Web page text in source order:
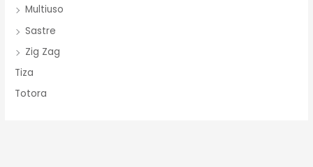
Multiuso
Sastre
Zig Zag
Tiza
Totora